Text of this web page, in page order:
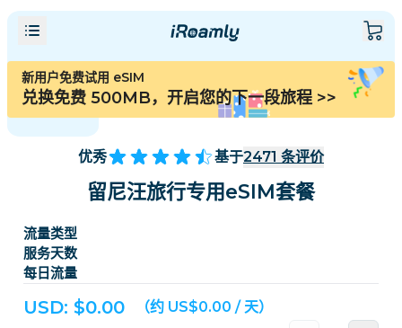
新用户免费试用 eSIM
兑换免费 500MB，开启您的下一段旅程 >>
优秀 基于2471 条评价
留尼汪旅行专用eSIM套餐
流量类型
服务天数
每日流量
USD: $0.00 （约 US$0.00 / 天）